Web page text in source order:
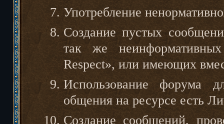
Употребление
Создание пустых
так же
Respect», или имеющих
Использование форума
общения на ресурсе есть
Создание сообщений,